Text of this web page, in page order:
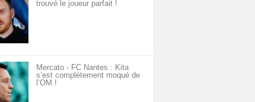
trouvé le joueur parfait !
Mercato - FC Nantes : Kita
s’est complètement moqué de
l’OM !